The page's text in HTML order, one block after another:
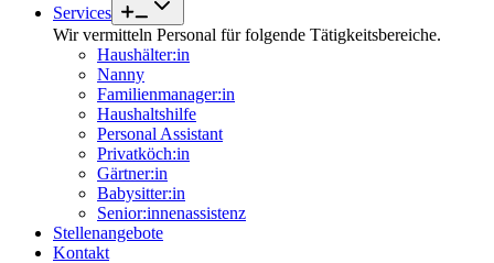
Services
Wir vermitteln Personal für folgende Tätigkeitsbereiche.
Haushälter:in
Nanny
Familienmanager:in
Haushaltshilfe
Personal Assistant
Privatköch:in
Gärtner:in
Babysitter:in
Senior:innenassistenz
Stellenangebote
Kontakt